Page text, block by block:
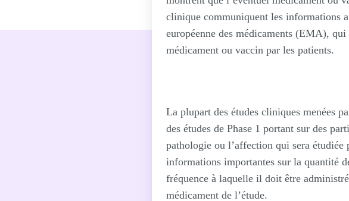
clinique communiquent les informations
européenne des médicaments (EMA),
médicament ou vaccin par les patients.
La plupart des études cliniques menées
des études de Phase 1 portant sur des
pathologie ou l’affection qui sera étudiée
informations importantes sur la quantité
fréquence à laquelle il doit être
médicament de l’étude.